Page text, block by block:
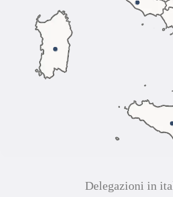
Delegazioni in